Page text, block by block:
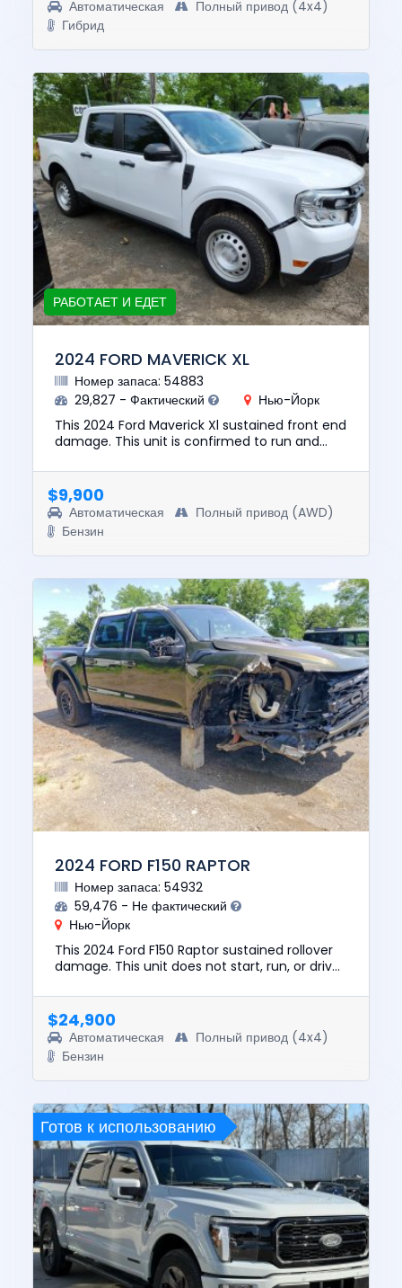
Автоматическая
Полный привод (4x4)
Гибрид
РАБОТАЕТ И ЕДЕТ
2024 FORD MAVERICK XL
Номер запаса: 54883
29,827 - Фактический
Нью-Йорк
This 2024 Ford Maverick Xl sustained front end
damage. This unit is confirmed to run and
was $22499. This v...
$9,900
Автоматическая
Полный привод (AWD)
Бензин
2024 FORD F150 RAPTOR
Номер запаса: 54932
59,476 - Не фактический
Нью-Йорк
This 2024 Ford F150 Raptor sustained rollover
damage. This unit does not start, run, or drive.
$75209. This ve...
$24,900
Автоматическая
Полный привод (4x4)
Бензин
Готов к использованию